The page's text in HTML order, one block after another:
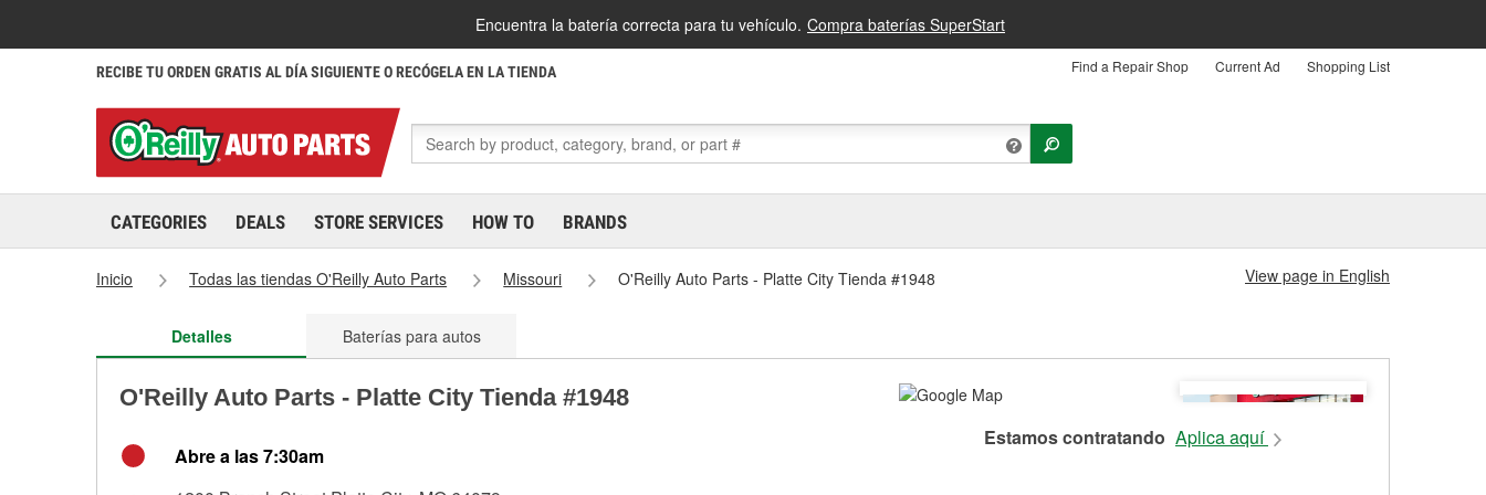
Encuentra la batería correcta para tu vehículo. Compra baterías SuperStart
RECIBE TU ORDEN GRATIS AL DÍA SIGUIENTE O RECÓGELA EN LA TIENDA Find a Repair Shop Current Ad Shopping List
CATEGORIES DEALS STORE SERVICES HOW TO BRANDS
Inicio Todas las tiendas O'Reilly Auto Parts Missouri O'Reilly Auto Parts - Platte City Tienda #1948 View page in English
Detalles Baterías para autos
O'Reilly Auto Parts - Platte City Tienda #1948
Abre a las 7:30am
Estamos contratando Aplica aquí